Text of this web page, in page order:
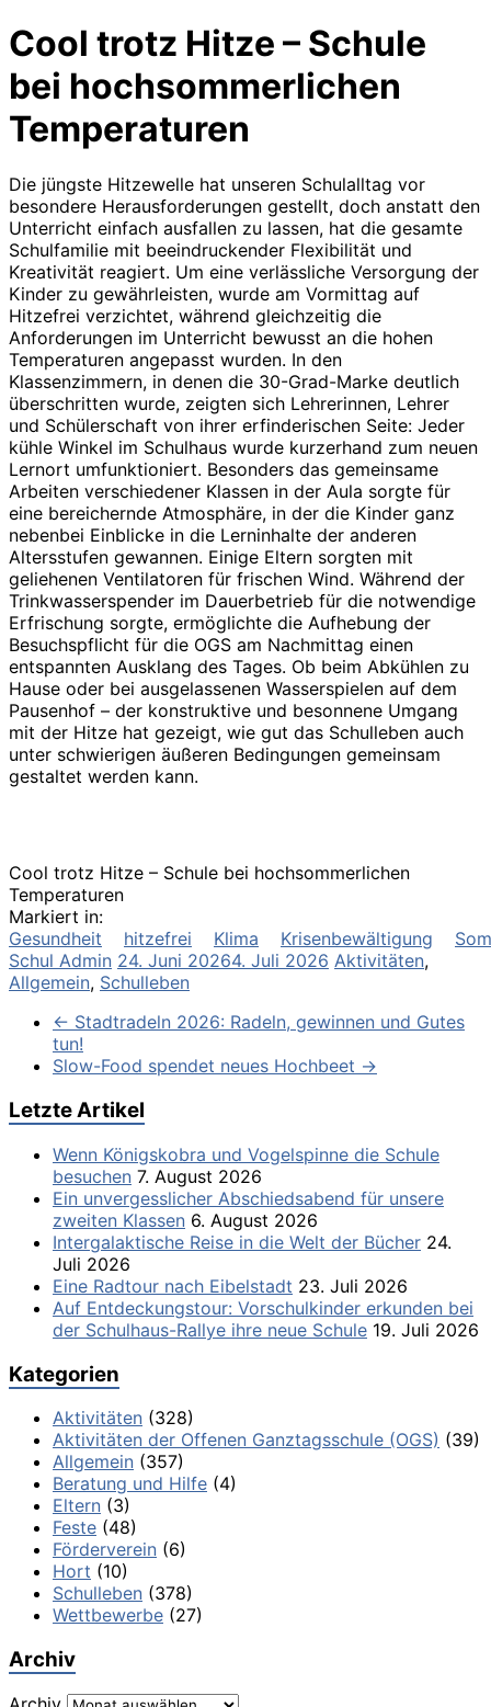
Cool trotz Hitze – Schule
bei hochsommerlichen
Temperaturen
Die jüngste Hitzewelle hat unseren Schulalltag vor
besondere Herausforderungen gestellt, doch anstatt den
Unterricht einfach ausfallen zu lassen, hat die gesamte
Schulfamilie mit beeindruckender Flexibilität und
Kreativität reagiert. Um eine verlässliche Versorgung der
Kinder zu gewährleisten, wurde am Vormittag auf
Hitzefrei verzichtet, während gleichzeitig die
Anforderungen im Unterricht bewusst an die hohen
Temperaturen angepasst wurden. In den
Klassenzimmern, in denen die 30-Grad-Marke deutlich
überschritten wurde, zeigten sich Lehrerinnen, Lehrer
und Schülerschaft von ihrer erfinderischen Seite: Jeder
kühle Winkel im Schulhaus wurde kurzerhand zum neuen
Lernort umfunktioniert. Besonders das gemeinsame
Arbeiten verschiedener Klassen in der Aula sorgte für
eine bereichernde Atmosphäre, in der die Kinder ganz
nebenbei Einblicke in die Lerninhalte der anderen
Altersstufen gewannen. Einige Eltern sorgten mit
geliehenen Ventilatoren für frischen Wind. Während der
Trinkwasserspender im Dauerbetrieb für die notwendige
Erfrischung sorgte, ermöglichte die Aufhebung der
Besuchspflicht für die OGS am Nachmittag einen
entspannten Ausklang des Tages. Ob beim Abkühlen zu
Hause oder bei ausgelassenen Wasserspielen auf dem
Pausenhof – der konstruktive und besonnene Umgang
mit der Hitze hat gezeigt, wie gut das Schulleben auch
unter schwierigen äußeren Bedingungen gemeinsam
gestaltet werden kann.
Cool trotz Hitze – Schule bei hochsommerlichen
Temperaturen
Markiert in:
Gesundheit
hitzefrei Klima Krisenbewältigung
Schul Admin 24. Juni 20264. Juli 2026 Aktivitäten,
Allgemein, Schulleben
← Stadtradeln 2026: Radeln, gewinnen und Gutes
tun!
Slow-Food spendet neues Hochbeet →
Letzte Artikel
Wenn Königskobra und Vogelspinne die Schule
besuchen 7. August 2026
Ein unvergesslicher Abschiedsabend für unsere
zweiten Klassen 6. August 2026
Intergalaktische Reise in die Welt der Bücher 24.
Juli 2026
Eine Radtour nach Eibelstadt 23. Juli 2026
Auf Entdeckungstour: Vorschulkinder erkunden bei
der Schulhaus-Rallye ihre neue Schule 19. Juli 2026
Kategorien
Aktivitäten (328)
Aktivitäten der Offenen Ganztagsschule (OGS) (39)
Allgemein (357)
Beratung und Hilfe (4)
Eltern (3)
Feste (48)
Förderverein (6)
Hort (10)
Schulleben (378)
Wettbewerbe (27)
Archiv